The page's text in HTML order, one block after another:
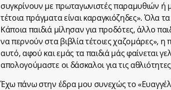
συγκρίνουν με πρωταγωνιστές παραμυθιών ή
τέτοια πράγματα είναι καραγκιόζηδες». Όλα
Κάποια παιδιά μίλησαν για προδότες, άλλο
να περνούν στα βιβλία τέτοιες χαζομάρες»,
αυτό, αφού και εμάς τα παιδιά μάς φαίνεται
απολογούμαστε οι δάσκαλοι για τις
Έχω πάνω στην έδρα μου συνεχώς το